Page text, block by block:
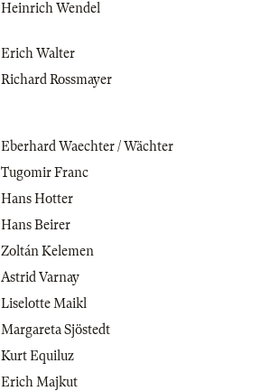
Heinrich Wendel
Erich Walter
Richard Rossmayer
Eberhard Waechter / Wächter
Tugomir Franc
Hans Hotter
Hans Beirer
Zoltán Kelemen
Astrid Varnay
Liselotte Maikl
Margareta Sjöstedt
Kurt Equiluz
Erich Majkut